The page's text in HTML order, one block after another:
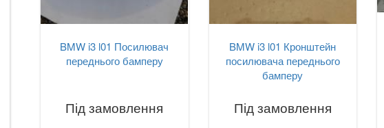
BMW i3 l01 Посилювач
переднього бамперу
Під замовлення
BMW i3 l01 Кронштейн
посилювача переднього
бамперу
Під замовлення